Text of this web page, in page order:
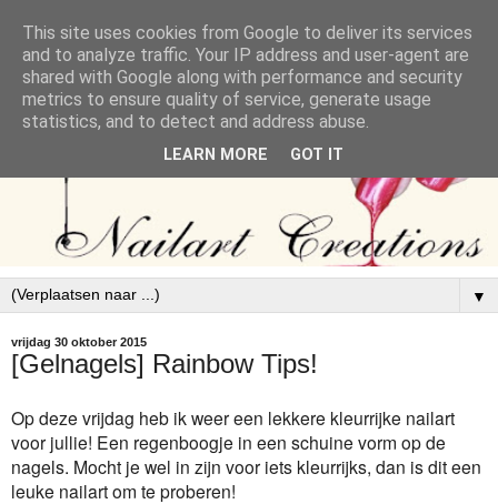
▼
vrijdag 30 oktober 2015
[Gelnagels] Rainbow Tips!
Op deze vrijdag heb ik weer een lekkere kleurrijke nailart
voor jullie! Een regenboogje in een schuine vorm op de
nagels. Mocht je wel in zijn voor iets kleurrijks, dan is dit een
leuke nailart om te proberen!
This site uses cookies from Google to deliver its services
and to analyze traffic. Your IP address and user-agent are
shared with Google along with performance and security
metrics to ensure quality of service, generate usage
statistics, and to detect and address abuse.
LEARN MORE GOT IT